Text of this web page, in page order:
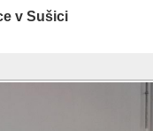
v Sušici